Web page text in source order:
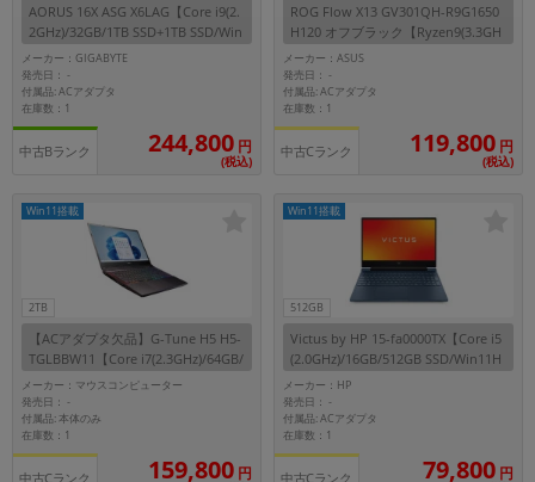
AORUS 16X ASG X6LAG【Core i9(2.
2GHz)/32GB/1TB SSD+1TB SSD/Win
11Pro】
メーカー：GIGABYTE
発売日：-
付属品: ACアダプタ
在庫数：1
中古Bランク 244,800 円
(税込)
ROG Flow X13 GV301QH-R9G1650
H120 オフブラック【Ryzen9(3.3GH
z)/16GB/512GB SSD/Win11Home】
メーカー：ASUS
発売日：-
付属品: ACアダプタ
在庫数：1
中古Cランク 119,800 円
(税込)
2TB
Win11搭載
【ACアダプタ欠品】G-Tune H5 H5-
TGLBBW11【Core i7(2.3GHz)/64GB/
2TB SSD/Win11Pro】
メーカー：マウスコンピューター
発売日：-
付属品: 本体のみ
在庫数：1
中古Cランク 159,800 円
512GB
Win11搭載
Victus by HP 15-fa0000TX【Core i5
(2.0GHz)/16GB/512GB SSD/Win11H
ome】
メーカー：HP
発売日：-
付属品: ACアダプタ
在庫数：1
中古Cランク 79,800 円